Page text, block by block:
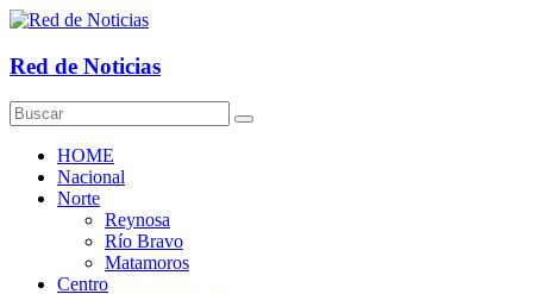
Saltar
contenido
Red de Noticias
HOME
Nacional
Norte
Reynosa
Río Bravo
Matamoros
Centro